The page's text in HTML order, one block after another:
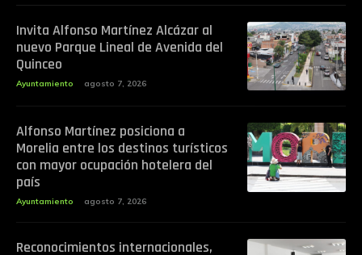
Invita Alfonso Martínez Alcázar al
nuevo Parque Lineal de Avenida del
Quinceo
Ayuntamiento agosto 7, 2026
Alfonso Martínez posiciona a
Morelia entre los destinos turísticos
con mayor ocupación hotelera del
país
Ayuntamiento agosto 7, 2026
Reconocimientos internacionales,